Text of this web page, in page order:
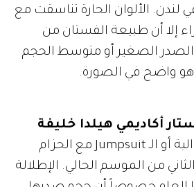
لندن. الألوان الحارة تناسقت مع
إلا أن طبيعة الفستان من
الصدر الصغير أو متوسط الحجم
واضح في الصورة.
أطلت بالبدلة السروالية أو الـ Jumpsuit مع الحزام
من الموسم الحالي. الإطلالة